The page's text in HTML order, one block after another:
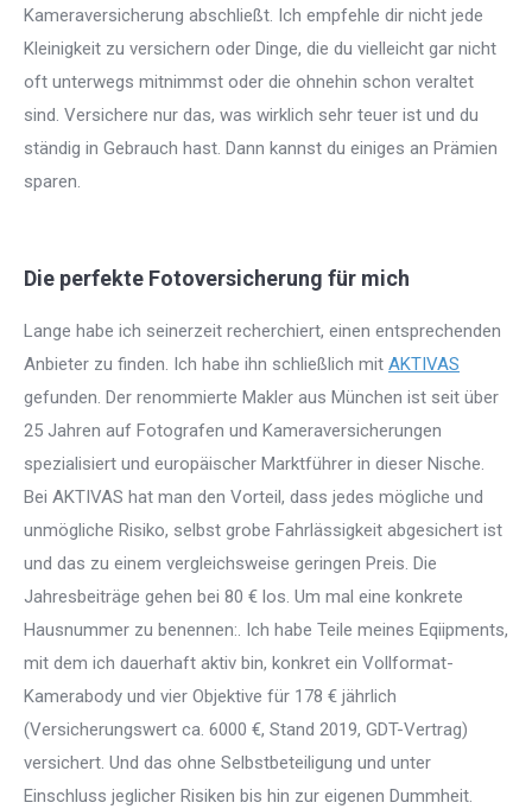
Kameraversicherung abschließt. Ich empfehle dir nicht jede
Kleinigkeit zu versichern oder Dinge, die du vielleicht gar nicht
oft unterwegs mitnimmst oder die ohnehin schon veraltet
sind. Versichere nur das, was wirklich sehr teuer ist und du
ständig in Gebrauch hast. Dann kannst du einiges an Prämien
sparen.
Die perfekte Fotoversicherung für mich
Lange habe ich seinerzeit recherchiert, einen entsprechenden
Anbieter zu finden. Ich habe ihn schließlich mit AKTIVAS
gefunden. Der renommierte Makler aus München ist seit über
25 Jahren auf Fotografen und Kameraversicherungen
spezialisiert und europäischer Marktführer in dieser Nische.
Bei AKTIVAS hat man den Vorteil, dass jedes mögliche und
unmögliche Risiko, selbst grobe Fahrlässigkeit abgesichert ist
und das zu einem vergleichsweise geringen Preis. Die
Jahresbeiträge gehen bei 80 € los. Um mal eine konkrete
Hausnummer zu benennen:. Ich habe Teile meines Eqiipments,
mit dem ich dauerhaft aktiv bin, konkret ein Vollformat-
Kamerabody und vier Objektive für 178 € jährlich
(Versicherungswert ca. 6000 €, Stand 2019, GDT-Vertrag)
versichert. Und das ohne Selbstbeteiligung und unter
Einschluss jeglicher Risiken bis hin zur eigenen Dummheit.